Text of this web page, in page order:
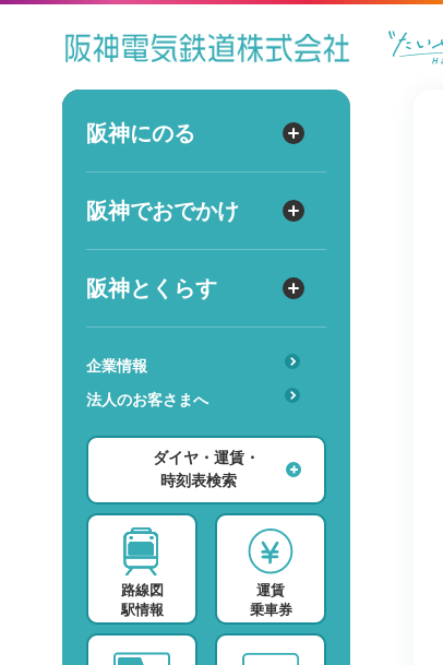
阪神にのる
阪神にのる
駅のサービス一覧
ダイヤ検索
運賃検索
時刻表検索
検索に関する注意事項
よくある質問・FAQ
阪神でおでかけ
阪神でおでかけ
ホテル・旅行
ショッピング・グルメ
阪神とくらす
阪神とくらす
交通
レンタル・駐輪場
スポーツ・スクール
プロバイダー
デイサービス
企業情報
法人のお客さまへ
路線図
駅情報
運賃
乗車券
ダイヤ・運賃・
時刻表検索
出発
到着
時
詳細設定